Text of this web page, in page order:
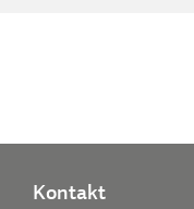
Kontakt